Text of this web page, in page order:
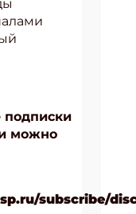
можно
subscribe/